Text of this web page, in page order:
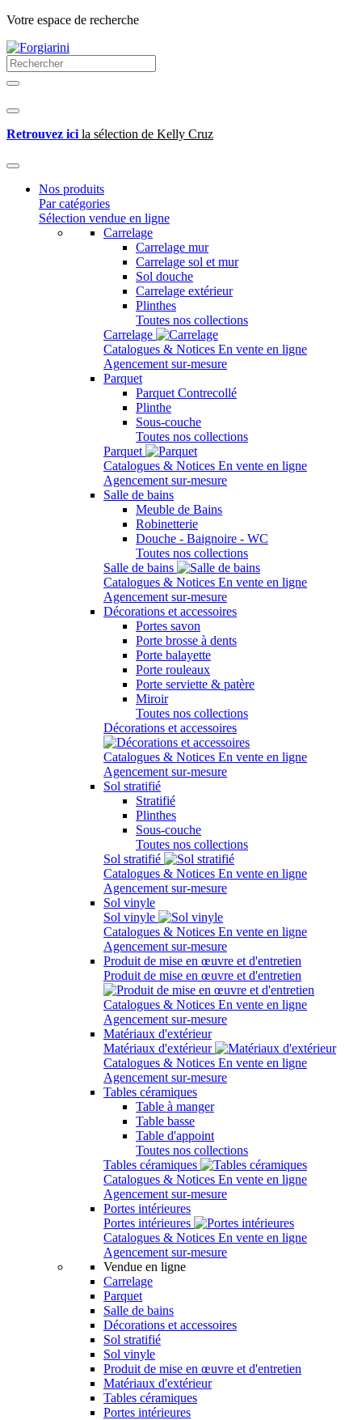
Votre espace de recherche
Retrouvez ici la sélection de Kelly Cruz
Nos produits
Par catégories
Sélection vendue en ligne
Carrelage
Carrelage mur
Carrelage sol et mur
Sol douche
Carrelage extérieur
Plinthes
Toutes nos collections
Carrelage
Catalogues & Notices En vente en ligne
Agencement sur-mesure
Parquet
Parquet Contrecollé
Plinthe
Sous-couche
Toutes nos collections
Parquet
Catalogues & Notices En vente en ligne
Agencement sur-mesure
Salle de bains
Meuble de Bains
Robinetterie
Douche - Baignoire - WC
Toutes nos collections
Salle de bains
Catalogues & Notices En vente en ligne
Agencement sur-mesure
Décorations et accessoires
Portes savon
Porte brosse à dents
Porte balayette
Porte rouleaux
Porte serviette & patère
Miroir
Toutes nos collections
Décorations et accessoires
Catalogues & Notices En vente en ligne
Agencement sur-mesure
Sol stratifié
Stratifié
Plinthes
Sous-couche
Toutes nos collections
Sol stratifié
Catalogues & Notices En vente en ligne
Agencement sur-mesure
Sol vinyle
Sol vinyle
Catalogues & Notices En vente en ligne
Agencement sur-mesure
Produit de mise en œuvre et d'entretien
Produit de mise en œuvre et d'entretien
Catalogues & Notices En vente en ligne
Agencement sur-mesure
Matériaux d'extérieur
Matériaux d'extérieur
Catalogues & Notices En vente en ligne
Agencement sur-mesure
Tables céramiques
Table à manger
Table basse
Table d'appoint
Toutes nos collections
Tables céramiques
Catalogues & Notices En vente en ligne
Agencement sur-mesure
Portes intérieures
Portes intérieures
Catalogues & Notices En vente en ligne
Agencement sur-mesure
Vendue en ligne
Carrelage
Parquet
Salle de bains
Décorations et accessoires
Sol stratifié
Sol vinyle
Produit de mise en œuvre et d'entretien
Matériaux d'extérieur
Tables céramiques
Portes intérieures